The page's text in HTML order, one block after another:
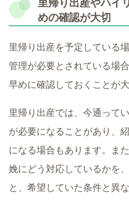
里帰り出産やハイ
めの確認が大切
里帰り出産を予定している
管理が必要とされている場
早めに確認しておくことが大
里帰り出産では、今通って
が必要になることがあり、
になる場合もあります。ま
娩にどう対応しているかを
と、希望していた条件と異